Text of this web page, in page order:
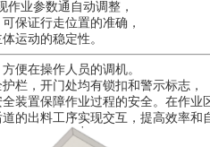
业参数通自动调整，
保证行走位置的准确，
运动的稳定性。
便在操作人员的调机。
栏，开门处均有锁扣和警示标志，
装置保障作业过程的安全。在作业
的出料工序实现交互，提高效率和